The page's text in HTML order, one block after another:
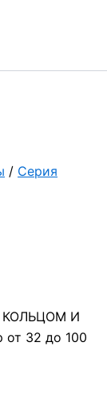
/ Серия
И
32 до 100